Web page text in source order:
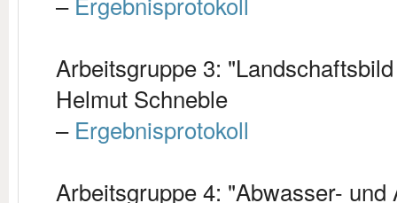
Arbeitsgruppe 3:
Helmut Schneble
– Ergebnisprotokoll
Arbeitsgruppe 4: "Abwasser- und